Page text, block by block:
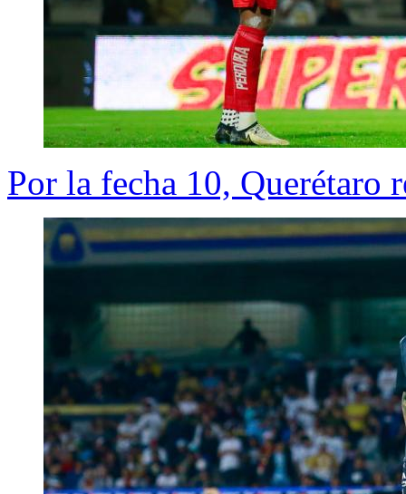
Por la fecha 10, Querétaro